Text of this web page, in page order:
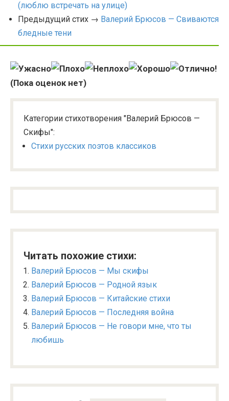
(люблю встречать на улице)
Предыдущий стих → Валерий Брюсов — Свиваются
бледные тени
(Пока оценок нет)
Категории стихотворения "Валерий Брюсов —
Скифы":
Стихи русских поэтов классиков
Читать похожие стихи:
Валерий Брюсов — Мы скифы
Валерий Брюсов — Родной язык
Валерий Брюсов — Китайские стихи
Валерий Брюсов — Последняя война
Валерий Брюсов — Не говори мне, что ты
любишь